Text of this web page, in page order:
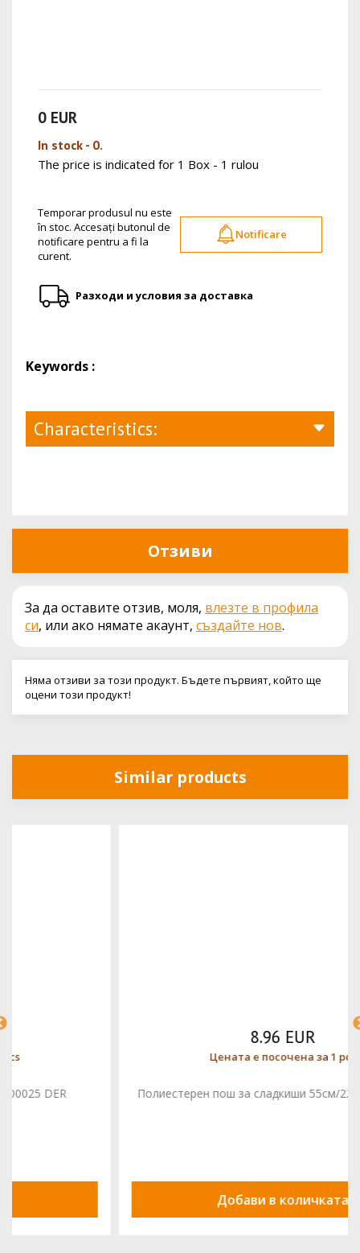
0 EUR
In stock - 0.
The price is indicated for 1 Box - 1 rulou
Temporar produsul nu este
în stoc. Accesați butonul de
notificare pentru a fi la
curent.
Notificare
Разходи и условия за доставка
Keywords :
Characteristics:
Отзиви
За да оставите отзив, моля, влезте в профила
си, или ако нямате акаунт, създайте нов.
Няма отзиви за този продукт. Бъдете първият, който ще
оцени този продукт!
Similar products
Цената е посочена за 1 pcs
Полиестерен пош за сладкиши 55см/22' 5600026 DER
Добави в количката